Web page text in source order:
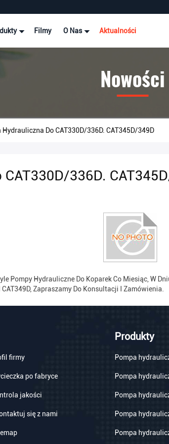
Filmy O Nas Aktualności
Nowości
Do CAT330D/336D. CAT345D/349D
336D.
Pompy Hydrauliczne Do Koparek Co Miesiąc, W
CAT349D, Zapraszamy Do Konsultacji I Zamówienia.
firmy
po fabryce
jakości
się z nami
Produkty
Pompa
Pompa
Pompa
Pompa
Pompa